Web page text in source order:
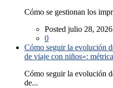
Cómo se gestionan los
Posted julio 28, 2026
0
Cómo seguir la evolución
de viaje con niños»:
Cómo seguir la evolución
de...